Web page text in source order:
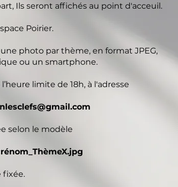
Ils seront affichés au point d'acceuil.
Poirier.
photo par thème, en format JPEG,
ou un smartphone.
limite de 18h, à l'adresse
selon le modèle
fixée.